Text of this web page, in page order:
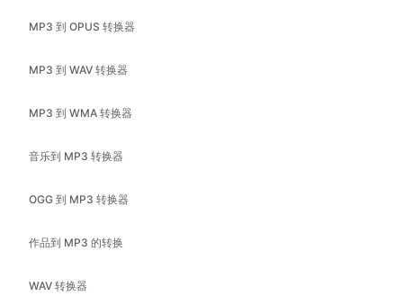
MP3 到 OPUS 转换器
MP3 到 WAV 转换器
MP3 到 WMA 转换器
音乐到 MP3 转换器
OGG 到 MP3 转换器
作品到 MP3 的转换
WAV 转换器